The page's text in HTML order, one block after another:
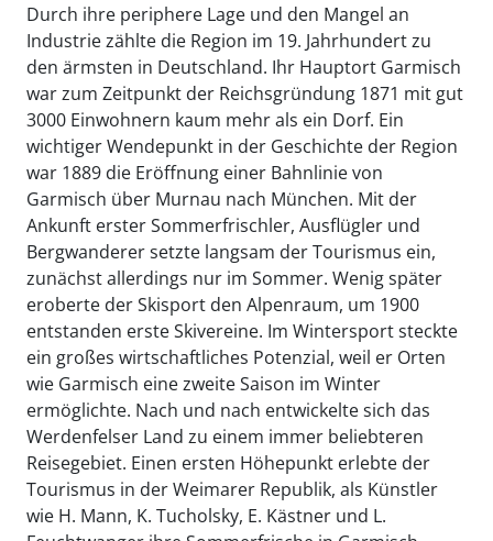
Durch ihre periphere Lage und den Mangel an
Industrie zählte die Region im 19. Jahrhundert zu
den ärmsten in Deutschland. Ihr Hauptort Garmisch
war zum Zeitpunkt der Reichsgründung 1871 mit gut
3000 Einwohnern kaum mehr als ein Dorf. Ein
wichtiger Wendepunkt in der Geschichte der Region
war 1889 die Eröffnung einer Bahnlinie von
Garmisch über Murnau nach München. Mit der
Ankunft erster Sommerfrischler, Ausflügler und
Bergwanderer setzte langsam der Tourismus ein,
zunächst allerdings nur im Sommer. Wenig später
eroberte der Skisport den Alpenraum, um 1900
entstanden erste Skivereine. Im Wintersport steckte
ein großes wirtschaftliches Potenzial, weil er Orten
wie Garmisch eine zweite Saison im Winter
ermöglichte. Nach und nach entwickelte sich das
Werdenfelser Land zu einem immer beliebteren
Reisegebiet. Einen ersten Höhepunkt erlebte der
Tourismus in der Weimarer Republik, als Künstler
wie H. Mann, K. Tucholsky, E. Kästner und L.